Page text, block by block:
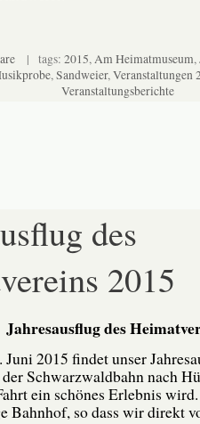
| tags: 2015,Am Heimatmuseum,
,Sandweier,Veranstaltungen
Veranstaltungsberichte
des
2015
Jahresausflug des
2015 findet unser
Schwarzwaldbahn nach
ein schönes Erlebnis
Bahnhof, so dass wir direkt